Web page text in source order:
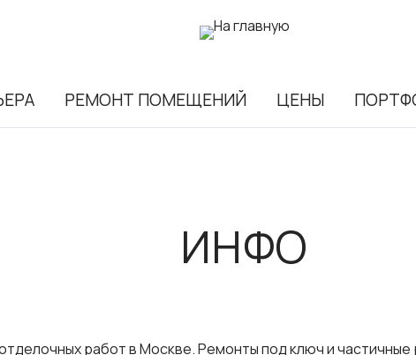
РЕМОНТ ПОМЕЩЕНИЙ ЦЕНЫ
ИНФО
работ в Москве. Ремонты под ключ и частичные